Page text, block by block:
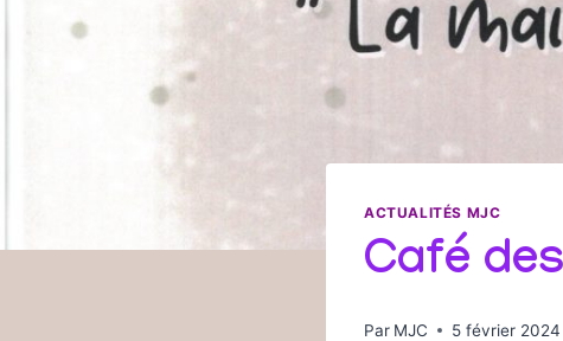
ACTUALITÉS MJC
Café
Par MJC 5 février 2024